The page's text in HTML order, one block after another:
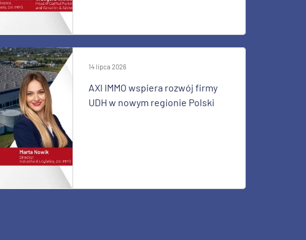
14 lipca 2026
AXI IMMO wspiera rozwój firmy
UDH w nowym regionie Polski